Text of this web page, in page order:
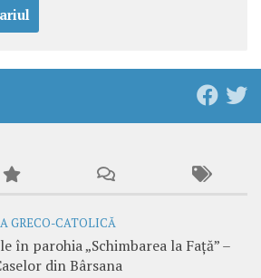
GRECO-CATOLICĂ
în parohia „Schimbarea la Față” –
din Bârsana